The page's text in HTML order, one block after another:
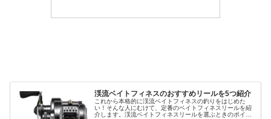
渓流ベイトフィネスのおすすめリールを5つ紹介
これから本格的に渓流ベイトフィネスの釣りをはじめた
い！そんな人にむけて、定番のベイトフィネスリールを紹
介します。渓流ベイトフィネスリールを選ぶときのポイン